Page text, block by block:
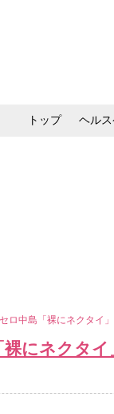
トップ ヘル
ロ中島「裸にネクタイ
にネクタ